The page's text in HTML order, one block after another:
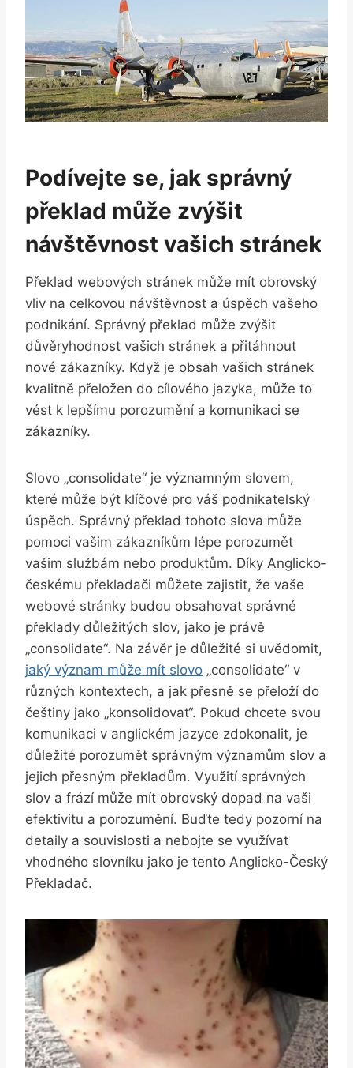
Podívejte se, jak správný
překlad může zvýšit
návštěvnost vašich stránek
Překlad webových stránek může mít obrovský
vliv na celkovou návštěvnost a úspěch vašeho
podnikání. Správný překlad může zvýšit
důvěryhodnost vašich stránek a přitáhnout
nové zákazníky. Když je obsah vašich stránek
kvalitně přeložen do cílového jazyka, může to
vést k lepšímu porozumění a komunikaci se
zákazníky.
Slovo „consolidate“ je významným slovem,
které může být klíčové pro váš podnikatelský
úspěch. Správný překlad tohoto slova může
pomoci vašim zákazníkům lépe porozumět
vašim službám nebo produktům. Díky Anglicko-
českému překladači můžete zajistit, že vaše
webové stránky budou obsahovat správné
překlady důležitých slov, jako je právě
„consolidate“. Na závěr je důležité si uvědomit,
jaký význam může mít slovo „consolidate“ v
různých kontextech, a jak přesně se přeloží do
češtiny jako „konsolidovat“. Pokud chcete svou
komunikaci v anglickém jazyce zdokonalit, je
důležité porozumět správným významům slov a
jejich přesným překladům. Využití správných
slov a frází může mít obrovský dopad na vaši
efektivitu a porozumění. Buďte tedy pozorní na
detaily a souvislosti a nebojte se využívat
vhodného slovníku jako je tento Anglicko-Český
Překladač.